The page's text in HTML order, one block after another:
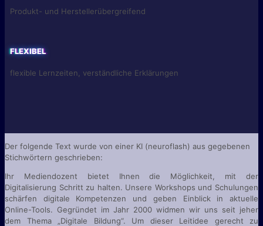
Produkt- und Herstellerübergreifend
FLEXIBEL
flexible Lernzeiten, verständliche Erklärungen
Der folgende Text wurde von einer KI (neuroflash) aus gegebenen
Stichwörtern geschrieben:
Ihr Mediendozent bietet Ihnen die Möglichkeit, mit der
Digitalisierung Schritt zu halten. Unsere Workshops und Schulungen
schärfen digitale Kompetenzen und geben Einblick in aktuelle
Online-Tools. Gegründet im Jahr 2000 widmen wir uns seit jeher
dem Thema „Digitale Bildung“. Um dieser Leitidee gerecht zu